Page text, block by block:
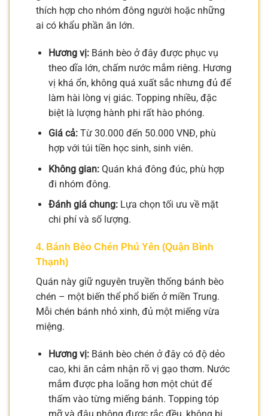
thích hợp cho nhóm đông người hoặc những
ai có khẩu phần ăn lớn.
Hương vị:Bánh bèo ở đây được phục vụ
theo dĩa lớn, chấm nước mắm riêng. Hương
vị khá ổn, không quá xuất sắc nhưng đủ để
làm hài lòng vị giác. Topping nhiều, đặc
biệt là lượng hành phi rất hào phóng.
Giá cả:Từ 30.000 đến 50.000 VNĐ, phù
hợp với túi tiền học sinh, sinh viên.
Không gian:Quán khá đông đúc, phù hợp
đi nhóm đông.
Đánh giá chung:Lựa chọn tối ưu về mặt
chi phí và số lượng.
4. Bánh Bèo Chén Phú Yên (Quận Bình
Thạnh)
Quán này giữ nguyên truyền thống bánh bèo
chén – một biến thể phổ biến ở miền Trung.
Mỗi chén bánh nhỏ xinh, đủ một miếng vừa
miệng.
Hương vị:Bánh bèo chén ở đây có độ dẻo
cao, khi ăn cảm nhận rõ vị gạo thơm. Nước
mắm được pha loãng hơn một chút để
thấm vào từng miếng bánh. Topping tóp